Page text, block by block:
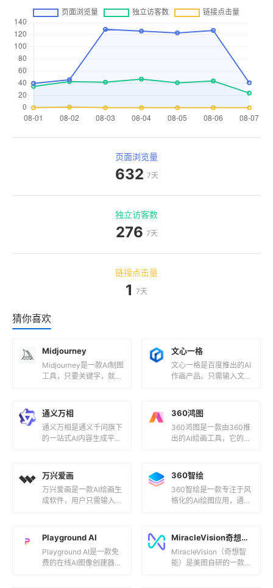
页面浏览量
632 7天
独立访客数
276 7天
链接点击量
1 7天
猜你喜欢
Midjourney
Midjourney是一款AI制图
工具，只要关键字，就能
钟。可以选择不同画家...
文心一格
文心一格是百度推出的AI
作画产品。只需输入文
画作。提供多种风格供选
择，包括国...
通义万相
通义万相是通义千问旗下
的一站式AI内容生成平
AI内容审核等功能。通义
万...
360鸿图
360鸿图是一款由360推
出的AI绘画工具，它的提
入中文关键词生成精美的
图片...
万兴爱画
万兴爱画是一款AI绘画生
成软件，用户只需输入文
作品。这款软件提供多种
风格选...
360智绘
360智绘是一款专注于风
格化的AI绘图应用，通过
廊、模型广场、LoRA...
Playground AI
Playground AI是一款免
费的在线AI图像创建器，
MiracleVision奇想智能
MiracleVision（奇想智
能）是美图自研的一款懂